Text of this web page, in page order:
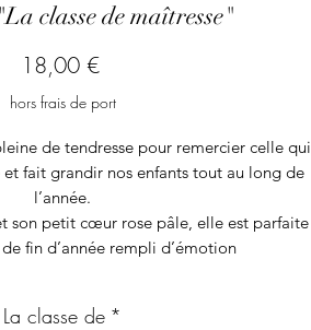
classe de maîtresse"
18,00 €Prix
hors frais de port
de tendresse pour remercier celle qui
fait grandir nos enfants tout au long de
l’année.
son petit cœur rose pâle, elle est parfaite
fin d’année rempli d’émotion
La classe de *